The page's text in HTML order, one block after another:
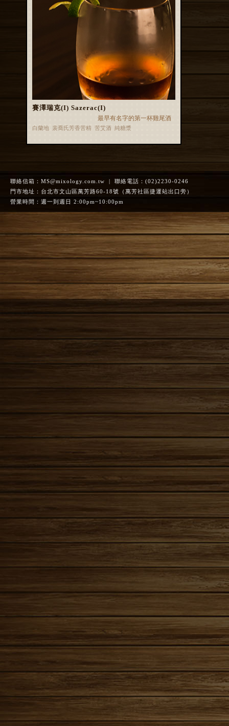
賽澤瑞克(I) Sazerac(I)
最早有名字的第一杯雞尾酒
白蘭地 裴喬氏芳香苦精 苦艾酒 純糖漿
聯絡信箱： MS@mixology.com.tw | 聯絡電話：(02)2230-0246
門市地址：台北市文山區萬芳路60-18號（萬芳社區捷運站出口旁）
營業時間：週一到週日 2:00pm~10:00pm